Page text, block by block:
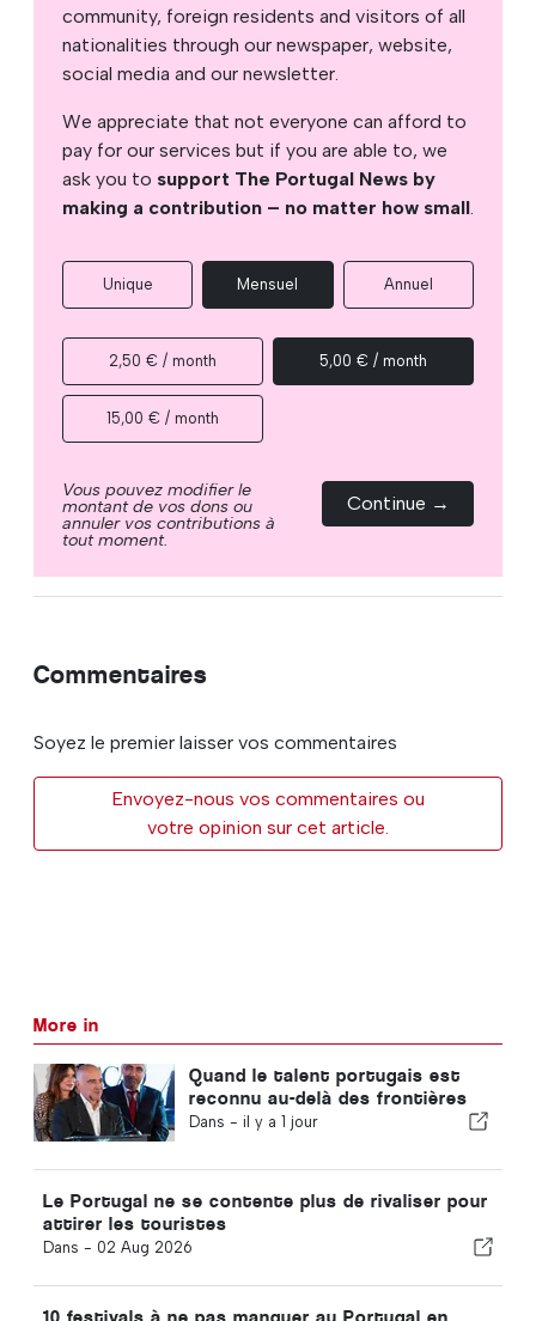
community, foreign residents and visitors of all
nationalities through our newspaper, website,
social media and our newsletter.
We appreciate that not everyone can afford to
pay for our services but if you are able to, we
ask you to support The Portugal News by
making a contribution – no matter how small.
Unique Mensuel Annuel
2,50 € / month 5,00 € / month
15,00 € / month
Vous pouvez modifier le
montant de vos dons ou
annuler vos contributions à
tout moment.
Continue →
Commentaires
Soyez le premier laisser vos commentaires
Envoyez-nous vos commentaires ou
votre opinion sur cet article.
More in
Quand le talent portugais est
reconnu au-delà des frontières
Dans - il y a 1 jour
Le Portugal ne se contente plus de rivaliser pour
attirer les touristes
Dans - 02 Aug 2026